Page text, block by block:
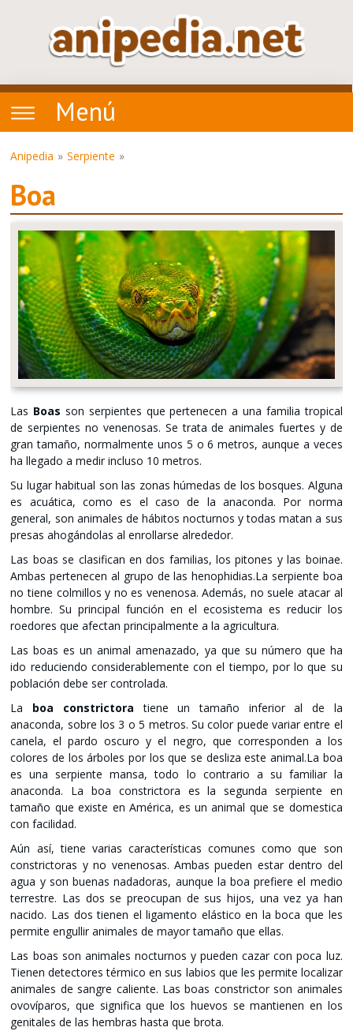
Menú
Anipedia Serpiente
Boa
Las Boas son serpientes que pertenecen a una familia tropical
de serpientes no venenosas. Se trata de animales fuertes y de
gran tamaño, normalmente unos 5 o 6 metros, aunque a veces
ha llegado a medir incluso 10 metros.
Su lugar habitual son las zonas húmedas de los bosques. Alguna
es acuática, como es el caso de la anaconda. Por norma
general, son animales de hábitos nocturnos y todas matan a sus
presas ahogándolas al enrollarse alrededor.
Las boas se clasifican en dos familias, los pitones y las boinae.
Ambas pertenecen al grupo de las henophidias.La serpiente boa
no tiene colmillos y no es venenosa. Además, no suele atacar al
hombre. Su principal función en el ecosistema es reducir los
roedores que afectan principalmente a la agricultura.
Las boas es un animal amenazado, ya que su número que ha
ido reduciendo considerablemente con el tiempo, por lo que su
población debe ser controlada.
La boa constrictoratiene un tamaño inferior al de la
anaconda, sobre los 3 o 5 metros. Su color puede variar entre el
canela, el pardo oscuro y el negro, que corresponden a los
colores de los árboles por los que se desliza este animal.La boa
es una serpiente mansa, todo lo contrario a su familiar la
anaconda. La boa constrictora es la segunda serpiente en
tamaño que existe en América, es un animal que se domestica
con facilidad.
Aún así, tiene varias características comunes como que son
constrictoras y no venenosas. Ambas pueden estar dentro del
agua y son buenas nadadoras, aunque la boa prefiere el medio
terrestre. Las dos se preocupan de sus hijos, una vez ya han
nacido. Las dos tienen el ligamento elástico en la boca que les
permite engullir animales de mayor tamaño que ellas.
Las boas son animales nocturnos y pueden cazar con poca luz.
Tienen detectores térmico en sus labios que les permite localizar
animales de sangre caliente. Las boas constrictor son animales
ovovíparos, que significa que los huevos se mantienen en los
genitales de las hembras hasta que brota.